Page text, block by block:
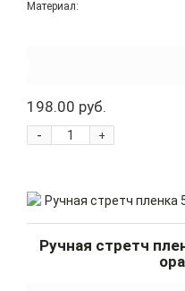
Материал:
198.00 руб.
+
-
Ручная стретч